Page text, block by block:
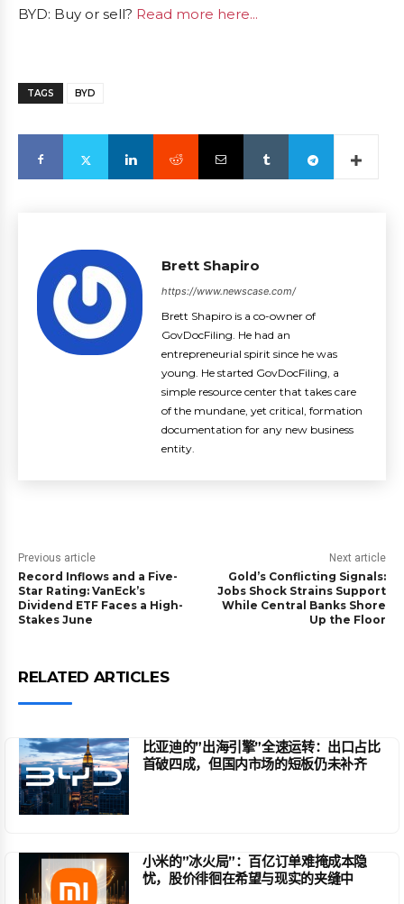
BYD: Buy or sell? Read more here...
TAGS BYD
Brett Shapiro
https://www.newscase.com/
Brett Shapiro is a co-owner of
GovDocFiling. He had an
entrepreneurial spirit since he was
young. He started GovDocFiling, a
simple resource center that takes care
of the mundane, yet critical, formation
documentation for any new business
entity.
Previous article
Record Inflows and a Five-
Star Rating: VanEck’s
Dividend ETF Faces a High-
Stakes June
Next article
Gold’s Conflicting Signals:
Jobs Shock Strains Support
While Central Banks Shore
Up the Floor
RELATED ARTICLES
比亚迪的”出海引擎”全速运转：出口占比
首破四成，但国内市场的短板仍未补齐
小米的”冰火局”：百亿订单难掩成本隐
忧，股价徘徊在希望与现实的夹缝中